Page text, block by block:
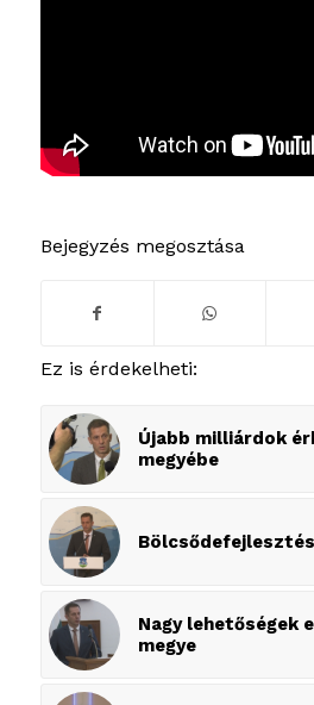
Bejegyzés megosztása
Ez is érdekelheti:
Újabb milliárdok
megyébe
Nagy lehetőségek
megye